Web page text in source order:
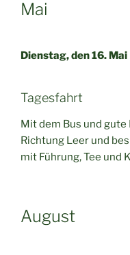
Mai
Dienstag, den 16. Mai
Tagesfahrt
Mit dem Bus und gute
Richtung Leer und
mit Führung, Tee und
August